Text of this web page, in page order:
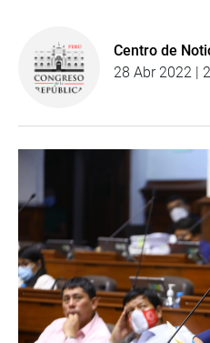
Centro de
28 Abr 2022 |